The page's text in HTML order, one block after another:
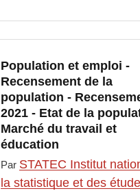
Population et emploi -
Recensement de la
population -
2021 - Etat de la
Marché du travail et
éducation
Par STATEC Institut
la statistique et des